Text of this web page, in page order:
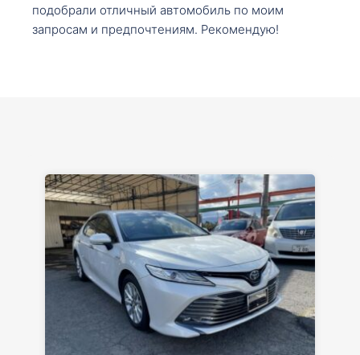
подобрали отличный автомобиль по моим
запросам и предпочтениям. Рекомендую!